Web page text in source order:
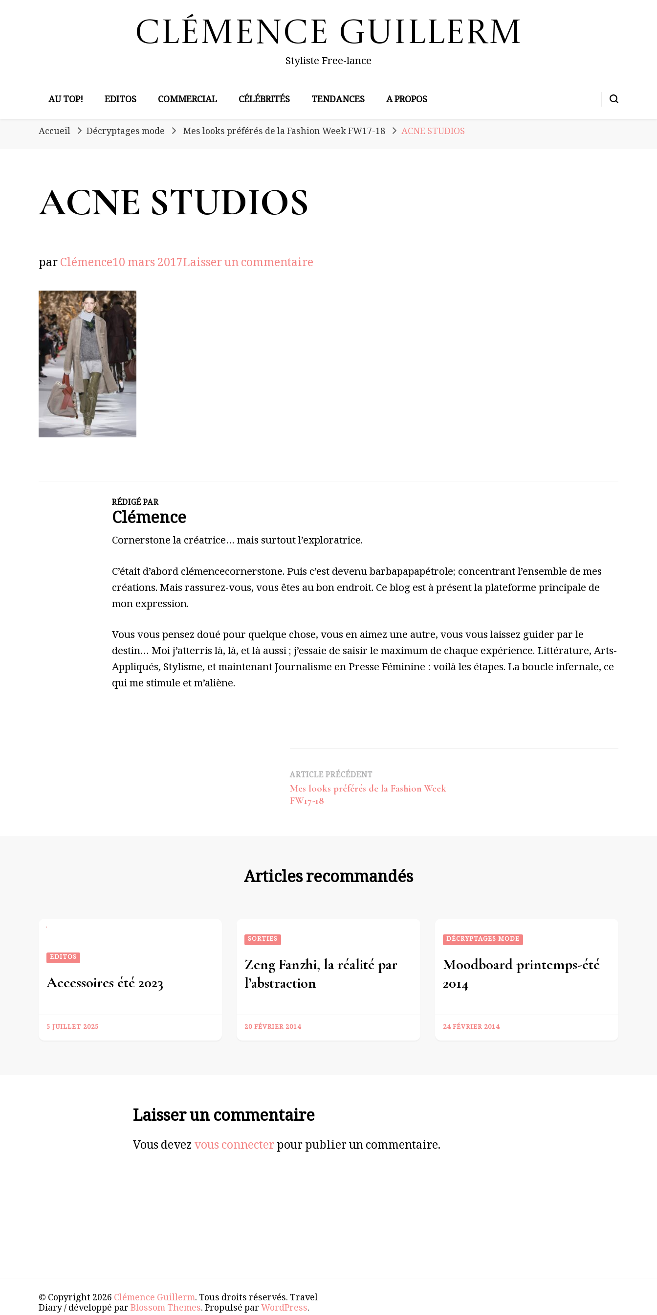
Clémence Guillerm
Styliste Free-lance
AU TOP! EDITOS COMMERCIAL CÉLÉBRITÉS TENDANCES A PROPOS
Accueil Décryptages mode Mes looks préférés de la Fashion Week FW17-18 ACNE STUDIOS
ACNE STUDIOS
parClémence10 mars 2017Laisser un commentaire
RÉDIGÉ PAR
Clémence
Cornerstone la créatrice… mais surtout l’exploratrice.
C’était d’abord clémencecornerstone. Puis c’est devenu barbapapapétrole; concentrant l’ensemble de mes
créations. Mais rassurez-vous, vous êtes au bon endroit. Ce blog est à présent la plateforme principale de
mon expression.
Vous vous pensez doué pour quelque chose, vous en aimez une autre, vous vous laissez guider par le
destin… Moi j’atterris là, là, et là aussi ; j’essaie de saisir le maximum de chaque expérience. Littérature, Arts-
Appliqués, Stylisme, et maintenant Journalisme en Presse Féminine : voilà les étapes. La boucle infernale, ce
qui me stimule et m’aliène.
Navigation
d’article
ARTICLE PRÉCÉDENT
Mes looks préférés de la Fashion Week
FW17-18
Articles recommandés
EDITOS
Accessoires été 2023
5 JUILLET 2025
SORTIES
Zeng Fanzhi, la réalité par
l’abstraction
20 FÉVRIER 2014
DÉCRYPTAGES MODE
Moodboard printemps-été
2014
24 FÉVRIER 2014
Laisser un commentaire
Vous devezvous connecterpour publier un commentaire.
© Copyright 2026 Clémence Guillerm. Tous droits réservés. Travel
Diary / développé parBlossom Themes. Propulsé parWordPress.